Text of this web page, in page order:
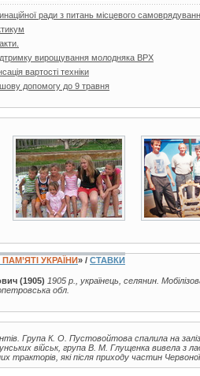
ради з питань місцевого
вирощування молодняка ВРХ
вартості техніки
допомогу до 9 травня
8 фото 5 фото
УКРАЇНИ» / СТАВКИ
(1905) 1905 р., українець, селянин.
обл.
Група К. О. Пустовойтова спалила на
військ, група В. М. Глущенка вивела з
тракторів, які після приходу частин